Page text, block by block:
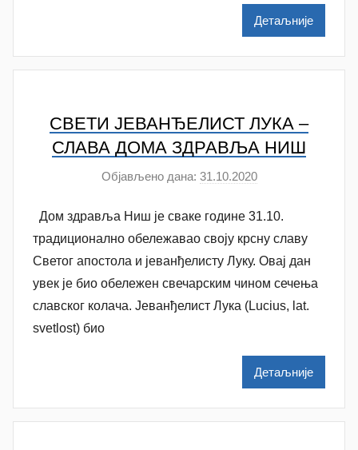
у
т
р
t
a
š
Š
u
t
a
c
Детаљније
СВЕТИ ЈЕВАНЂЕЛИСТ ЛУКА –
СЛАВА ДОМА ЗДРАВЉА НИШ
Објављено дана: 31.10.2020а
т
о
р
N
a
Š
u
Дом здравља Ниш je сваке године 31.10.
традиционално обележаваo своју крсну cлаву
Светог aпостола и јеванђелисту Луку. Овај дан
увек је био обележен свечарским чином сечења
славског колача. Јеванђелист Лука (Lucius, lat.
svetlost) био
Детаљније